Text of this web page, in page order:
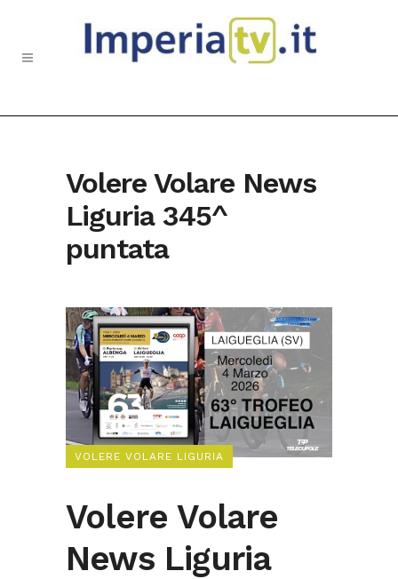
Volere Volare News
Liguria 345^
puntata
VOLERE VOLARE LIGURIA
Volere Volare
News Liguria